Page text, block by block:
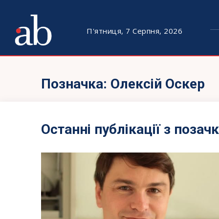
П'ятниця, 7 Серпня, 2026
Позначка: Олексій Оскер
Останні публікації з